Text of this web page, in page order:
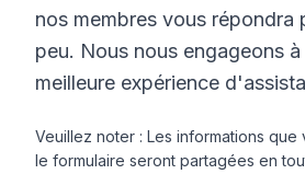
nos membres vous répondra
peu. Nous nous engageons
meilleure expérience
Veuillez noter : Les informations que
le formulaire seront partagées en